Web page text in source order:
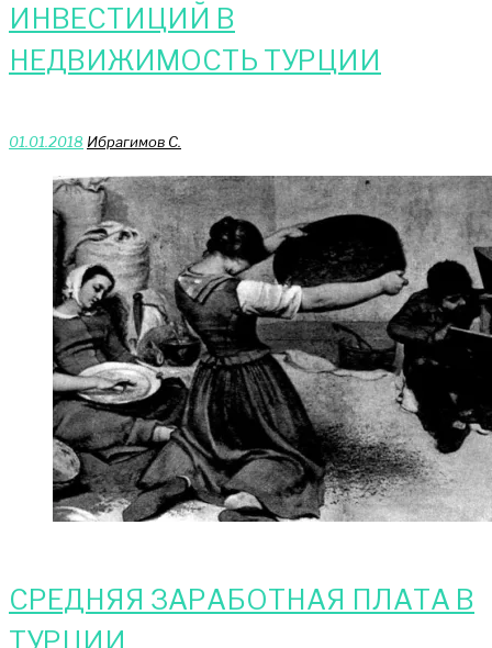
ИНВЕСТИЦИЙ В
НЕДВИЖИМОСТЬ ТУРЦИИ
01.01.2018 Ибрагимов С.
СРЕДНЯЯ ЗАРАБОТНАЯ ПЛАТА В